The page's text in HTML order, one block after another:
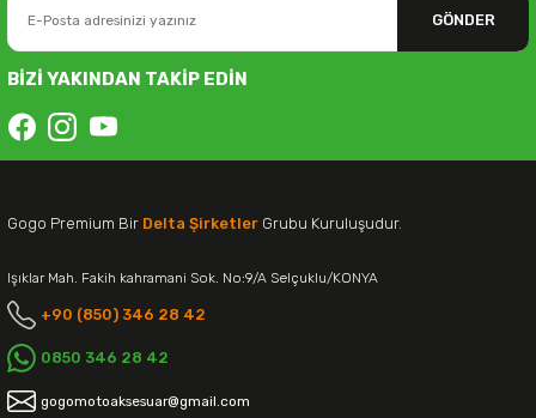
GÖNDER
BİZİ YAKINDAN TAKİP EDİN
Gogo Premium Bir Delta Şirketler Grubu Kuruluşudur.
Işıklar Mah. Fakih kahramani Sok. No:9/A Selçuklu/KONYA
+90 (850) 346 28 42
0850 346 28 42
gogomotoaksesuar@gmail.com